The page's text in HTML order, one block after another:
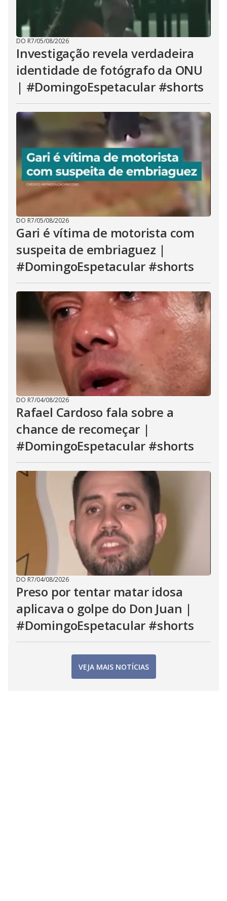
DO R7/05/08/2026
Investigação revela verdadeira
identidade de fotógrafo da ONU
| #DomingoEspetacular #shorts
DO R7/05/08/2026
Gari é vítima de motorista com
suspeita de embriaguez |
#DomingoEspetacular #shorts
DO R7/04/08/2026
Rafael Cardoso fala sobre a
chance de recomeçar |
#DomingoEspetacular #shorts
DO R7/04/08/2026
Preso por tentar matar idosa
aplicava o golpe do Don Juan |
#DomingoEspetacular #shorts
VEJA MAIS NOTÍCIAS